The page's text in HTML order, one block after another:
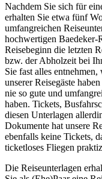
Nachdem Sie sich für
erhalten Sie etwa fünf
umfangreichen
hochwertigen Baedeker-
Reisebeginn die letzten
bzw. der Abholzeit bei
Sie fast alles
unserer Reisegäste
nie so gute und
haben. Tickets,
diesen Unterlagen
Dokumente hat unsere
ebenfalls keine Tickets,
ticketloses Fliegen
Die Reiseunterlagen